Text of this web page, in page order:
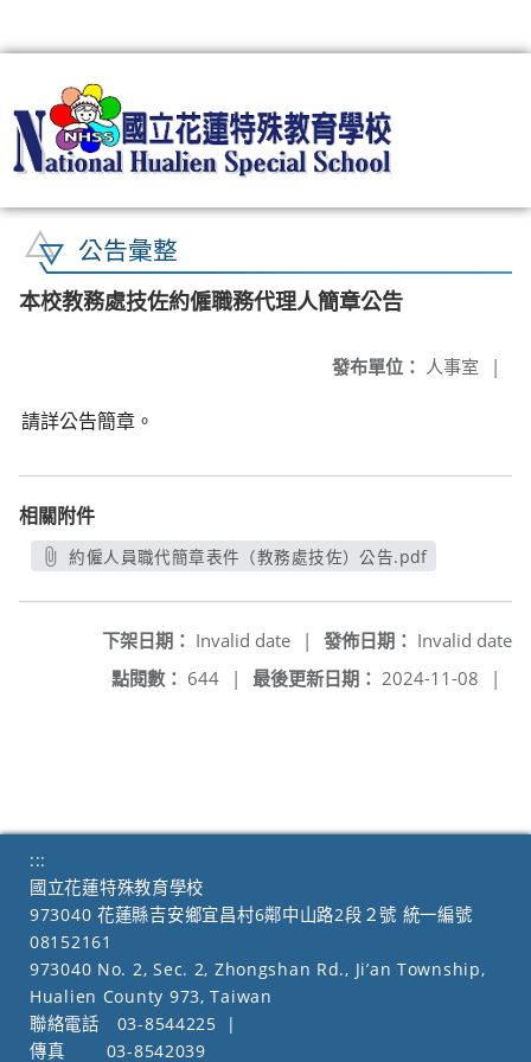
公告彙整
本校教務處技佐約僱職務代理人簡章公告
發布單位： 人事室 |
請詳公告簡章。
相關附件
約僱人員職代簡章表件（教務處技佐）公告.pdf
發佈日期： Invalid date
下架日期： Invalid date
|
最後更新日期： 2024-11-08 |
點閱數： 644 |
:::
國立花蓮特殊教育學校
973040 花蓮縣吉安鄉宜昌村6鄰中山路2段２號 統一編號
08152161
973040 No. 2, Sec. 2, Zhongshan Rd., Ji’an Township,
Hualien County 973, Taiwan
聯絡電話
03-8544225
|
傳真
03-8542039